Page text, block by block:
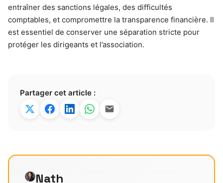
entraîner des sanctions légales, des difficultés
comptables, et compromettre la transparence financière. Il
est essentiel de conserver une séparation stricte pour
protéger les dirigeants et l’association.
Partager cet article :
Nath